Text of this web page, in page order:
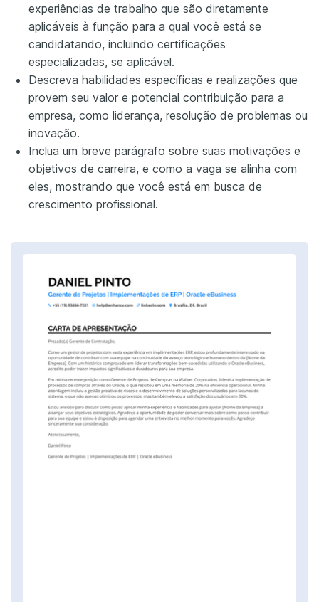
experiências de trabalho que são diretamente
aplicáveis à função para a qual você está se
candidatando, incluindo certificações
especializadas, se aplicável.
Descreva habilidades específicas e realizações que
provem seu valor e potencial contribuição para a
empresa, como liderança, resolução de problemas ou
inovação.
Inclua um breve parágrafo sobre suas motivações e
objetivos de carreira, e como a vaga se alinha com
eles, mostrando que você está em busca de
crescimento profissional.